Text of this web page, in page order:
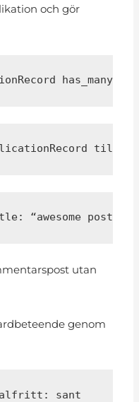
och gör
has_many
“awesome post”)
utan
genom
sant